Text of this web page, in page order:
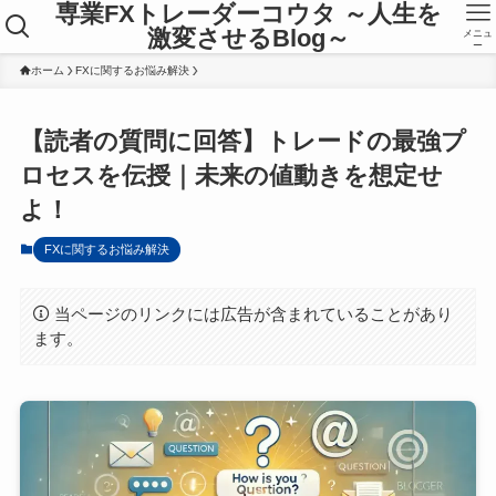
専業FXトレーダーコウタ ～人生を
激変させるBlog～
メニュ
ー
ホーム FXに関するお悩み解決
【読者の質問に回答】トレードの最強プ
ロセスを伝授｜未来の値動きを想定せ
よ！
FXに関するお悩み解決
当ページのリンクには広告が含まれていることがあり
ます。